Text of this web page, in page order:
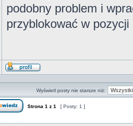
podobny problem i
przyblokować w pozycji
Wyświetl
Wyświetl posty nie starsze niż:
Strona 1 z 1 [ Posty: 1 ]